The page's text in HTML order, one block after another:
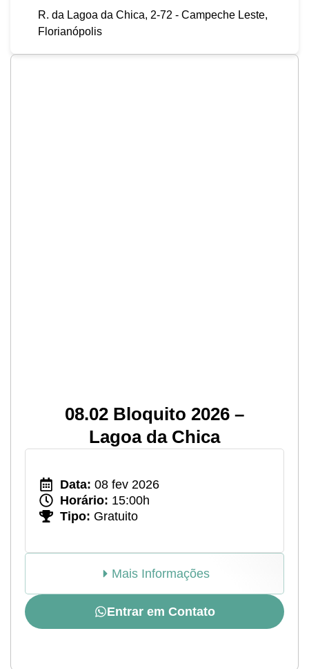
R. da Lagoa da Chica, 2-72 - Campeche Leste,
Florianópolis
08.02 Bloquito 2026 –
Lagoa da Chica
Data: 08 fev 2026
Horário: 15:00h
Tipo: Gratuito
Mais Informações
Entrar em Contato